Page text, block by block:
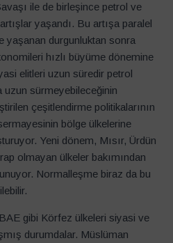
ile de birleşince petrol ve
yaşandı. Bu artışa paralel
yaşanan durgunluktan sonra
hızlı büyüme dönemine
elitleri uzun süredir petrol
uzun sürmeyebileceğinin
çeşitlendirme politikalarının
bölge ülkelerine
Yeni dönem, Mısır, Ürdün
olmayan ülkeler bakımından
Normalleşme biraz da bu
gibi Körfez ülkeleri siyasi ve
durumdalar. Müslüman